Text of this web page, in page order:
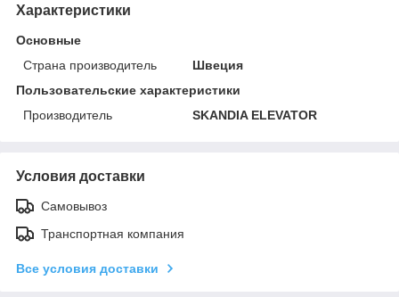
Характеристики
Основные
Страна производитель
Швеция
Пользовательские характеристики
Производитель
SKANDIA ELEVATOR
Условия доставки
Самовывоз
Транспортная компания
Все условия доставки